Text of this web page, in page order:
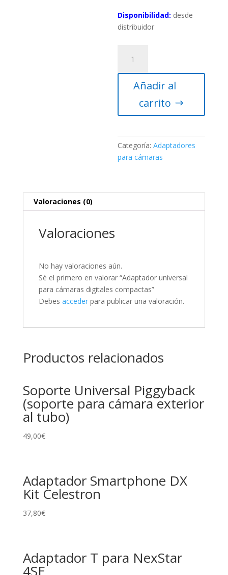
Disponibilidad: desde
distribuidor
universal
para
cámaras
compactas
Añadir al
carrito
Categoría:Adaptadores
para cámaras
Valoraciones (0)
Valoraciones
No hay valoraciones aún.
Sé el primero en valorar “Adaptador universal
para cámaras digitales compactas”
Debes accederpara publicar una valoración.
Productos relacionados
Soporte Universal Piggyback
(soporte para cámara exterior
al tubo)
49,00€
Adaptador Smartphone DX
Kit Celestron
37,80€
Adaptador T para NexStar
4SE